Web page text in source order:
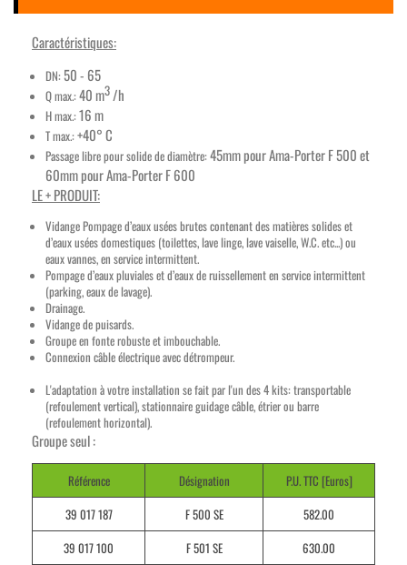
Caractéristiques:
DN: 50 - 65
Q max.: 40 m3 /h
H max.: 16 m
T max.: +40° C
Passage libre pour solide de diamètre: 45mm pour Ama-Porter F 500 et
60mm pour Ama-Porter F 600
LE + PRODUIT:
Vidange Pompage d’eaux usées brutes contenant des matières solides et
d’eaux usées domestiques (toilettes, lave linge, lave vaiselle, W.C. etc...) ou
eaux vannes, en service intermittent.
Pompage d’eaux pluviales et d’eaux de ruissellement en service intermittent
(parking, eaux de lavage).
Drainage.
Vidange de puisards.
Groupe en fonte robuste et imbouchable.
Connexion câble électrique avec détrompeur.
L'adaptation à votre installation se fait par l'un des 4 kits: transportable
(refoulement vertical), stationnaire guidage câble, étrier ou barre
(refoulement horizontal).
Groupe seul :
Référence Désignation
P.U. TTC [Euros]
39 017 187
F 500 SE
582.00
39 017 100
F 501 SE
630.00